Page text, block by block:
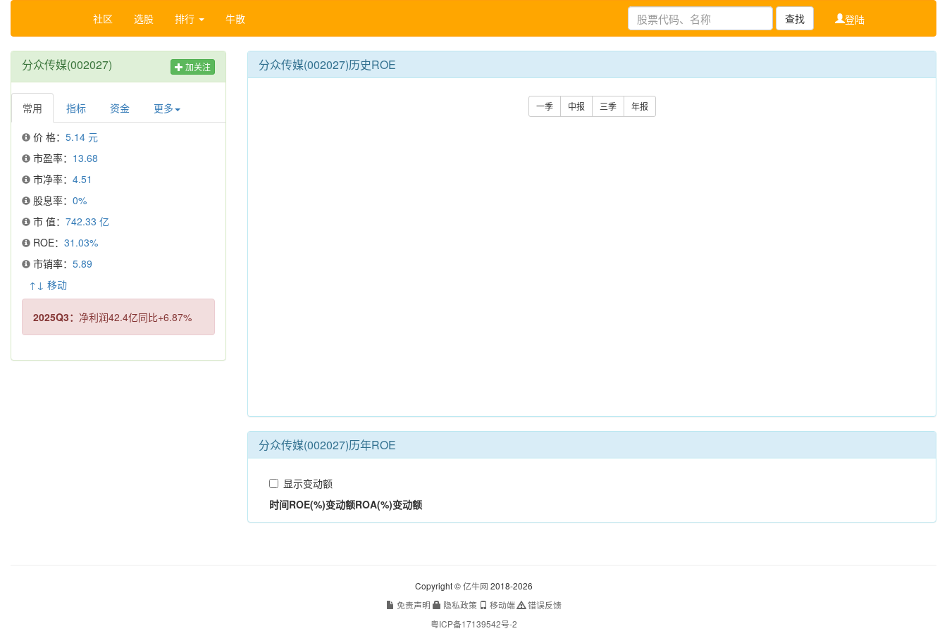
社区 选股 排行 牛散 登陆
查找
分众传媒(002027) 加关注
常用 指标 资金 更多
价 格： 5.14 元
市盈率： 13.68
市净率： 4.51
股息率： 0%
市 值： 742.33 亿
ROE： 31.03%
市销率： 5.89
↑↓ 移动
2025Q3： 净利润42.4亿同比+6.87%
分众传媒(002027)历史ROE
一季 中报 三季 年报
分众传媒(002027)历年ROE
显示变动额
时间ROE(%)变动额ROA(%)变动额
Copyright ©亿牛网 2018-2026
免责声明
隐私政策 移动端
错误反馈
粤ICP备17139542号-2